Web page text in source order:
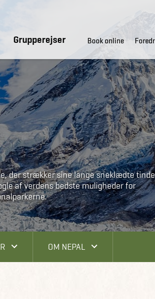
Grupperejser Book online
der strækker sine lange sneklædte
af verdens bedste muligheder for
OM NEPAL